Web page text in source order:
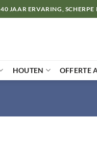
40 JAAR ERVARING, SCHERPE
HOUTEN OFFERTE